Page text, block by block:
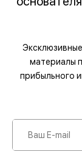
материалы
прибыльного